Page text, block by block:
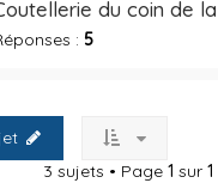
du coin de
: 5
3 sujets • Page 1 sur 1